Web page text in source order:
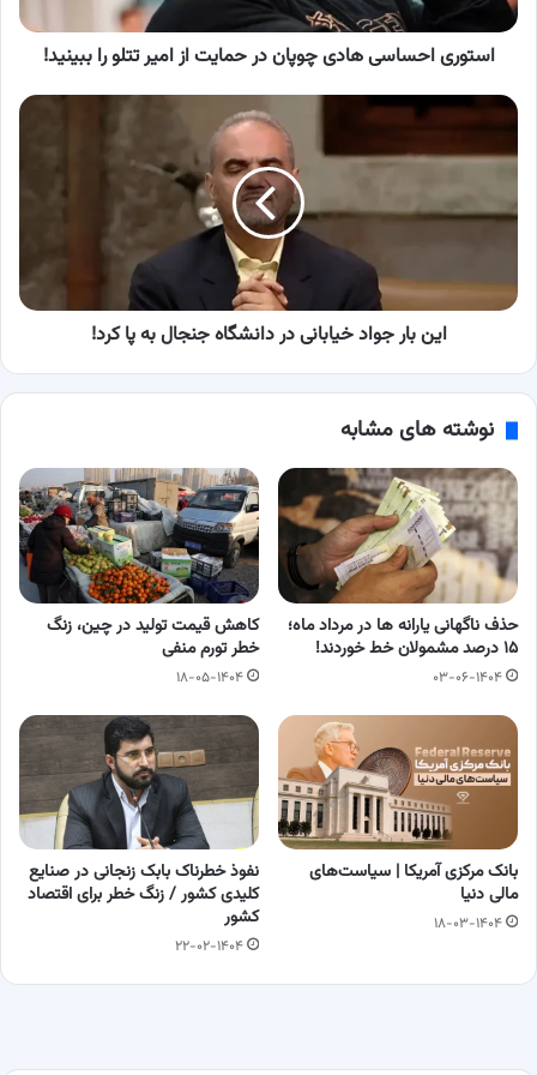
تتلو
استوری احساسی هادی چوپان در حمایت از امیر تتلو را ببینید!
این
جواد
در
به
پا
این بار جواد خیابانی در دانشگاه جنجال به پا کرد!
نوشته های مشابه
حذف ناگهانی یارانه ها در مرداد ماه؛
۱۵ درصد مشمولان خط خوردند!
۰۳-۰۶-۱۴۰۴
کاهش قیمت تولید در چین، زنگ
خطر تورم منفی
۱۸-۰۵-۱۴۰۴
بانک مرکزی آمریکا | سیاست‌های
مالی دنیا
۱۸-۰۳-۱۴۰۴
نفوذ خطرناک بابک زنجانی در صنایع
کلیدی کشور / زنگ خطر برای اقتصاد
کشور
۲۲-۰۲-۱۴۰۴